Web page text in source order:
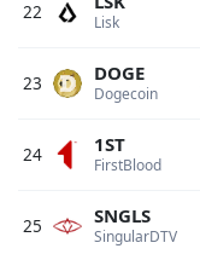
22 Lisk
23 Dogecoin
DOGE
24 FirstBlood
1ST
25 SingularDTV
SNGLS